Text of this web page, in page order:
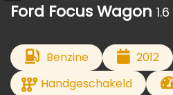
Ford Focus Wagon
Benzine
2012
Handgeschakeld